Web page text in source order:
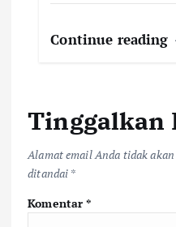
Continue reading
Tinggalkan
Alamat email Anda tidak
ditandai *
Komentar*